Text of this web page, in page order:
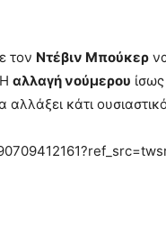
τον Ντέβιν Μπούκερ
αλλαγή νούμερου
κάτι